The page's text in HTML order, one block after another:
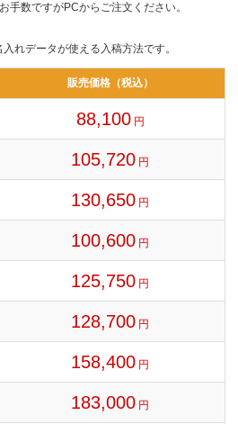
手数ですがPCからご注文ください。
れデータが使える入稿方法です。
販売価格（税込）
88,100 円
105,720 円
130,650 円
100,600 円
125,750 円
128,700 円
158,400 円
183,000 円